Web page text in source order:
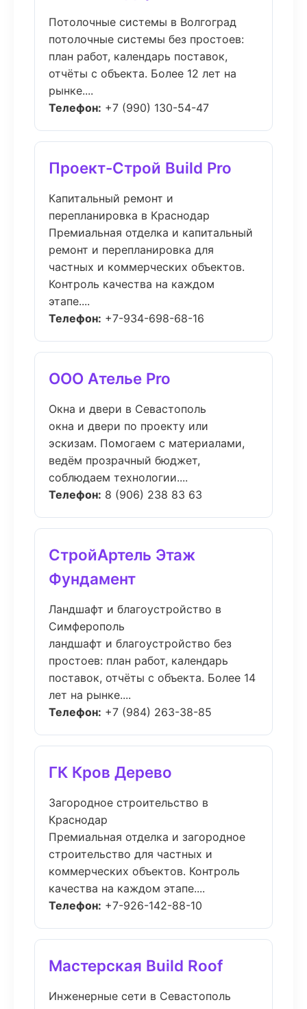
Потолочные системы в Волгоград
потолочные системы без простоев:
план работ, календарь поставок,
отчёты с объекта. Более 12 лет на
рынке....
Телефон: +7 (990) 130-54-47
Проект-Строй Build Pro
Капитальный ремонт и
перепланировка в Краснодар
Премиальная отделка и капитальный
ремонт и перепланировка для
частных и коммерческих объектов.
Контроль качества на каждом
этапе....
Телефон: +7-934-698-68-16
ООО Ателье Pro
Окна и двери в Севастополь
окна и двери по проекту или
эскизам. Помогаем с материалами,
ведём прозрачный бюджет,
соблюдаем технологии....
Телефон: 8 (906) 238 83 63
СтройАртель Этаж
Фундамент
Ландшафт и благоустройство в
Симферополь
ландшафт и благоустройство без
простоев: план работ, календарь
поставок, отчёты с объекта. Более 14
лет на рынке....
Телефон: +7 (984) 263-38-85
ГК Кров Дерево
Загородное строительство в
Краснодар
Премиальная отделка и загородное
строительство для частных и
коммерческих объектов. Контроль
качества на каждом этапе....
Телефон: +7-926-142-88-10
Мастерская Build Roof
Инженерные сети в Севастополь